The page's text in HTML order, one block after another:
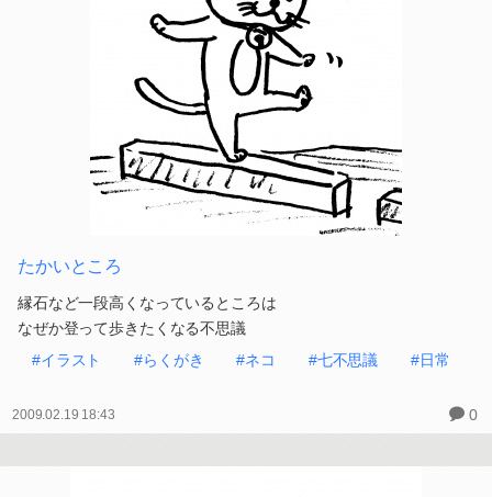
たかいところ
縁石など一段高くなっているところは
なぜか登って歩きたくなる不思議
#イラスト
#らくがき #ネコ #七不思議 #日常
2009.02.19 18:43 0